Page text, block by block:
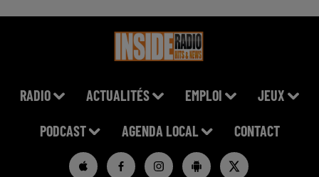
RADIO ACTUALITÉS EMPLOI JEUX
PODCAST AGENDA LOCAL CONTACT